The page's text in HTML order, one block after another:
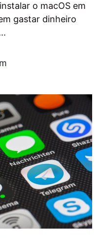
o macOS em
gastar dinheiro